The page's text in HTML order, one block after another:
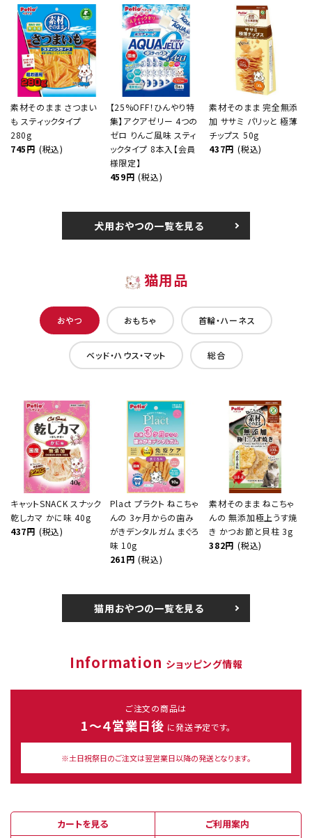
素材そのまま さつまい
も スティックタイプ
280g
745円 (税込)
【25%OFF！ひんやり特
集】アクアゼリー 4つの
ゼロ りんご風味 スティ
ックタイプ 8本入【会員
様限定】
459円 (税込)
素材そのまま 完全無添
加 ササミ パリッと 極薄
チップス 50g
437円 (税込)
犬用おやつの一覧を見る
猫用品
おやつ おもちゃ 首輪・ハーネス
ベッド・ハウス・マット 総合
キャットSNACK スナック
乾しカマ かに味 40g
437円 (税込)
Plact プラクト ねこちゃ
んの 3ヶ月からの歯み
がきデンタルガム まぐろ
味 10g
261円 (税込)
素材そのまま ねこちゃ
んの 無添加極上うす焼
き かつお節と貝柱 3g
382円 (税込)
猫用おやつの一覧を見る
Information ショッピング情報
ご注文の商品は
1～４営業日後 に発送予定です。
※土日祝祭日のご注文は翌営業日以降の発送となります。
カートを見る ご利用案内